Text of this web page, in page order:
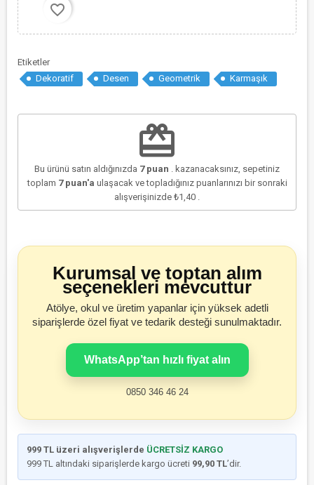
favorite_border
Etiketler
Dekoratif
Desen Geometrik Karmaşık
redeem
Bu ürünü satın aldığınızda 7puan . kazanacaksınız, sepetiniz
toplam 7puan'a ulaşacak ve topladığınız puanlarınızı bir sonraki
alışverişinizde ₺1,40
Kurumsal ve toptan alım
seçenekleri mevcuttur
Atölye, okul ve üretim yapanlar için yüksek adetli
siparişlerde özel fiyat ve tedarik desteği sunulmaktadır.
WhatsApp’tan hızlı fiyat alın
0850 346 46 24
999 TL üzeri alışverişlerde ÜCRETSİZ KARGO
999 TL altındaki siparişlerde kargo ücreti 99,90 TL’dir.